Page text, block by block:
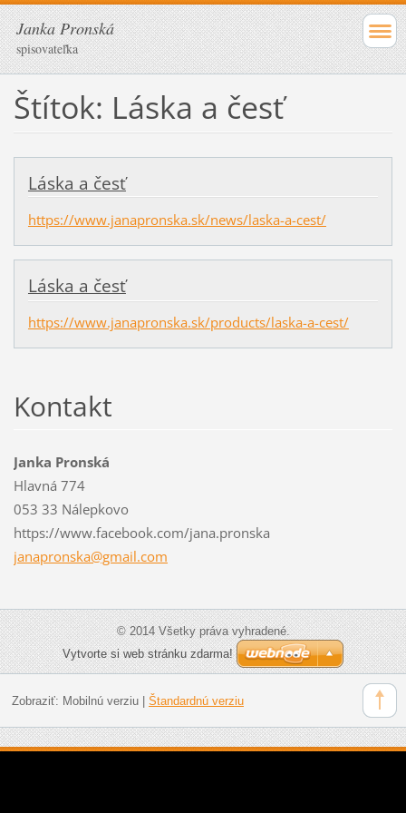
Janka Pronská
spisovateľka
Štítok: Láska a česť
Láska a česť
https://www.janapronska.sk/news/laska-a-cest/
Láska a česť
https://www.janapronska.sk/products/laska-a-cest/
Kontakt
Janka Pronská
Hlavná 774
053 33 Nálepkovo
https://www.facebook.com/jana.pronska
janapronska@gmail.com
© 2014 Všetky práva vyhradené.
Vytvorte si web stránku zdarma!
Zobraziť: Mobilnú verziu| Štandardnú verziu